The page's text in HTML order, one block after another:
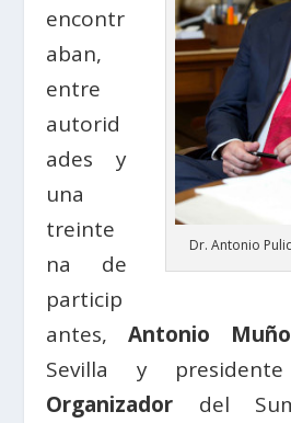
Dr. Antonio
encontr
aban,
entre
autorid
ades y
una
treinte
na de
particip
antes,Antonio
Sevilla y
Organizador del